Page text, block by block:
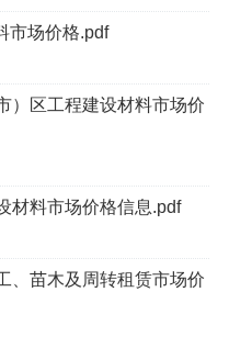
市场价格.pdf
）区工程建设材料市场价
材料市场价格信息.pdf
、苗木及周转租赁市场价